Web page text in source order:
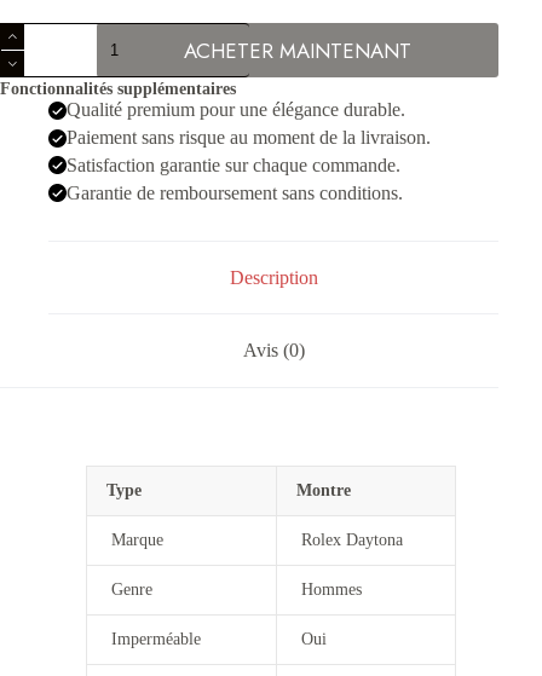
quantité
de
Daytona
Argente
Automatique
ACHETER MAINTENANT
Fonctionnalités supplémentaires
Qualité premium pour une élégance durable.
Paiement sans risque au moment de la livraison.
Satisfaction garantie sur chaque commande.
Garantie de remboursement sans conditions.
Description
Avis (0)
Type Montre
Marque Rolex Daytona
Genre Hommes
Imperméable Oui